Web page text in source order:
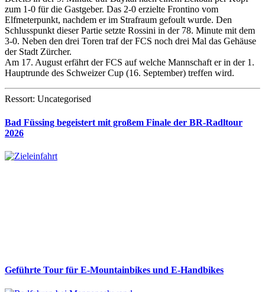
zum 1-0 für die Gastgeber. Das 2-0 erzielte Frontino vom
Elfmeterpunkt, nachdem er im Strafraum gefoult wurde. Den
Schlusspunkt dieser Partie setzte Rossini in der 78. Minute mit dem
3-0. Neben den drei Toren traf der FCS noch drei Mal das Gehäuse
der Stadt Zürcher.
Am 17. August erfährt der FCS auf welche Mannschaft er in der 1.
Hauptrunde des Schweizer Cup (16. September) treffen wird.
Ressort: Uncategorised
Bad Füssing begeistert mit großem Finale der BR-Radltour
2026
Geführte Tour für E-Mountainbikes und E-Handbikes